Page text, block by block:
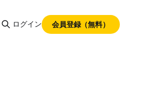
ログイン 会員登録（無料）